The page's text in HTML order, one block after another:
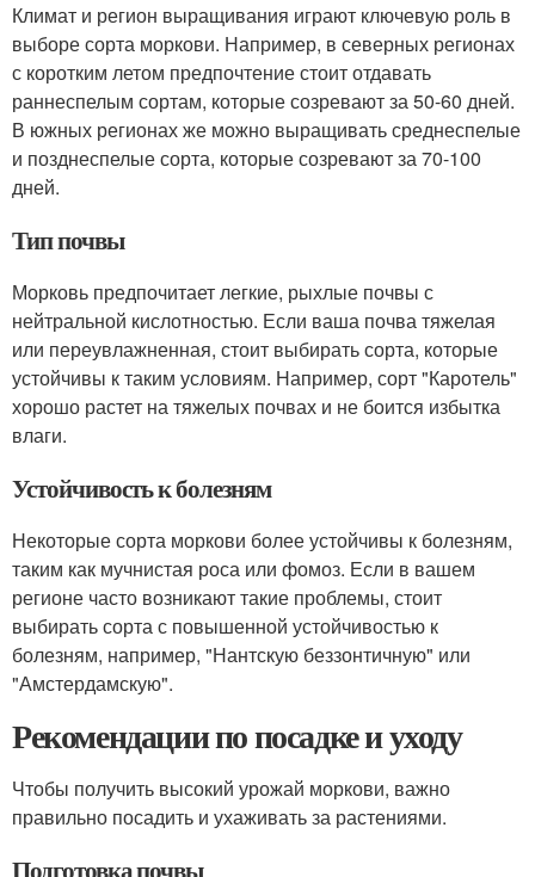
Климат и регион выращивания играют ключевую роль в
выборе сорта моркови. Например, в северных регионах
с коротким летом предпочтение стоит отдавать
раннеспелым сортам, которые созревают за 50-60 дней.
В южных регионах же можно выращивать среднеспелые
и позднеспелые сорта, которые созревают за 70-100
дней.
Тип почвы
Морковь предпочитает легкие, рыхлые почвы с
нейтральной кислотностью. Если ваша почва тяжелая
или переувлажненная, стоит выбирать сорта, которые
устойчивы к таким условиям. Например, сорт "Каротель"
хорошо растет на тяжелых почвах и не боится избытка
влаги.
Устойчивость к болезням
Некоторые сорта моркови более устойчивы к болезням,
таким как мучнистая роса или фомоз. Если в вашем
регионе часто возникают такие проблемы, стоит
выбирать сорта с повышенной устойчивостью к
болезням, например, "Нантскую беззонтичную" или
"Амстердамскую".
Рекомендации по посадке и уходу
Чтобы получить высокий урожай моркови, важно
правильно посадить и ухаживать за растениями.
Подготовка почвы